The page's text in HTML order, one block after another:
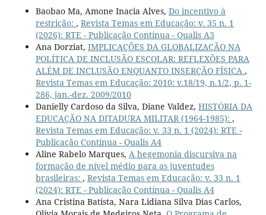
Baobao Ma, Amone Inacia Alves, Do incentivo à
restrição: , Revista Temas em Educação: v. 35 n. 1
(2026): RTE - Publicação Contínua - Qualis A3
Ana Dorziat, IMPLICAÇÕES DA GLOBALIZAÇÃO NA
POLÍTICA DE INCLUSÃO ESCOLAR: REFLEXÕES PARA
ALÉM DE INCLUSÃO ENQUANTO INSERÇÃO FÍSICA ,
Revista Temas em Educação: 2010: v.18/19, n.1/2, p. 1-
286, jan.-dez. 2009/2010
Danielly Cardoso da Silva, Diane Valdez, HISTÓRIA DA
EDUCAÇÃO NA DITADURA MILITAR (1964-1985): ,
Revista Temas em Educação: v. 33 n. 1 (2024): RTE -
Publicação Contínua - Qualis A4
Aline Rabelo Marques, A hegemonia discursiva na
formação de nível médio para as juventudes
brasileiras: , Revista Temas em Educação: v. 33 n. 1
(2024): RTE - Publicação Contínua - Qualis A4
Ana Cristina Batista, Nara Lidiana Silva Dias Carlos,